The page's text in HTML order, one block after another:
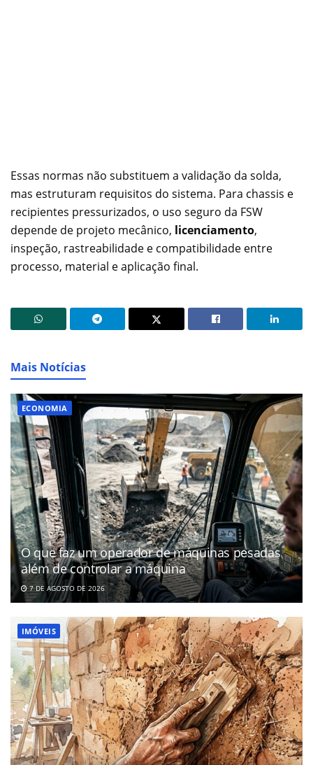
Essas normas não substituem a validação da solda,
mas estruturam requisitos do sistema. Para chassis e
recipientes pressurizados, o uso seguro da FSW
depende de projeto mecânico, licenciamento,
inspeção, rastreabilidade e compatibilidade entre
processo, material e aplicação final.
Mais Notícias
ECONOMIA
O que faz um operador de máquinas pesadas
além de controlar a máquina
7 DE AGOSTO DE 2026
IMÓVEIS